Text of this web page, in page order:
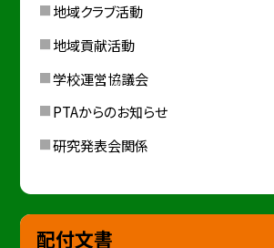
地域クラブ活動
地域貢献活動
学校運営協議会
PTAからのお知らせ
研究発表会関係
配付文書